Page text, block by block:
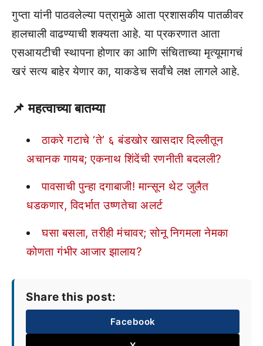
गुप्ता यांनी पाठवलेल्या पत्रामुळे आता प्रशासकीय पातळीवर
हालचाली वाढण्याची शक्यता आहे. या प्रकरणात आता
एसआयटीची स्थापना होणार का आणि संचिताच्या मृत्यूमागचं
खरं सत्य बाहेर येणार का, याकडेच सर्वांचे लक्ष लागले आहे.
📌महत्वाच्या बातम्या
ठाकरे गटाचे ‘ते’ ६ बंडखोर खासदार दिल्लीतून
अचानक गायब; एकनाथ शिंदेंची रणनीती बदलली?
पावसाची पुन्हा दगाबाजी! मान्सून थेट जुलैत
धडकणार, विदर्भात उष्णतेचा अलर्ट
घसा बसला, तरीही मंचावर; सोनू निगमला नेमका
कोणता गंभीर आजार झालाय?
Share this post:
Facebook